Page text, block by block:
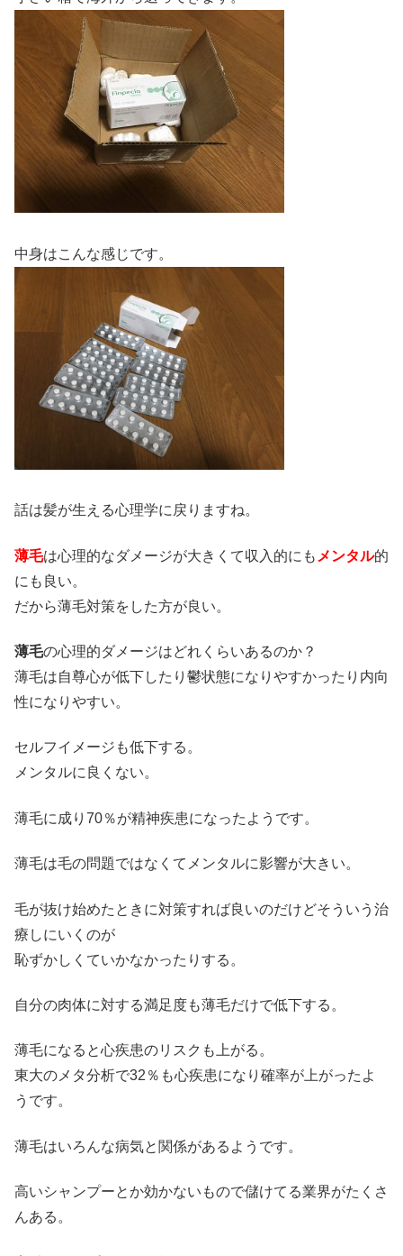
中身はこんな感じです。
話は髪が生える心理学に戻りますね。
薄毛は心理的なダメージが大きくて収入的にも メンタル的
にも良い。
だから薄毛対策をした方が良い。
薄毛の心理的ダメージはどれくらいあるのか？
薄毛は自尊心が低下したり鬱状態になりやすかったり内向
性になりやすい。
セルフイメージも低下する。
メンタルに良くない。
薄毛に成り70％が精神疾患になったようです。
薄毛は毛の問題ではなくてメンタルに影響が大きい。
毛が抜け始めたときに対策すれば良いのだけどそういう治
療しにいくのが
恥ずかしくていかなかったりする。
自分の肉体に対する満足度も薄毛だけで低下する。
薄毛になると心疾患のリスクも上がる。
東大のメタ分析で32％も心疾患になり確率が上がったよ
うです。
薄毛はいろんな病気と関係があるようです。
高いシャンプーとか効かないもので儲けてる業界がたくさ
んある。